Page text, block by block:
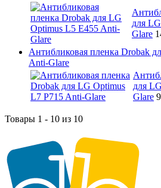
для
Glare
Антибликовая пленка Drobak
Anti-Glare
для
Glare
Товары 1 - 10 из 10